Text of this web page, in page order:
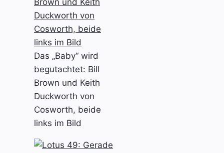
Das „Baby“ wird
begutachtet: Bill
Brown und Keith
Duckworth von
Cosworth, beide
links im Bild